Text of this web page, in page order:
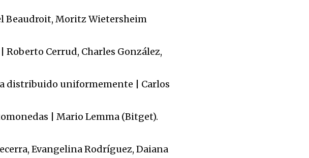
Beaudroit, Moritz Wietersheim
Cerrud, Charles González,
distribuido uniformemente | Carlos
| Mario Lemma (Bitget).
Evangelina Rodríguez, Daiana